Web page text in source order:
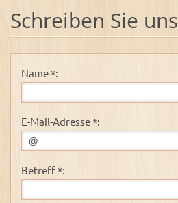
Schreiben Sie uns
Name *:
E-Mail-Adresse *:
Betreff *: